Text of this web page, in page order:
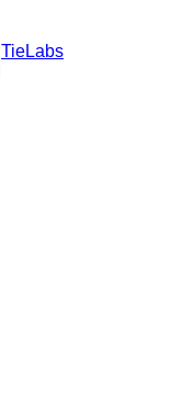
TieLabs